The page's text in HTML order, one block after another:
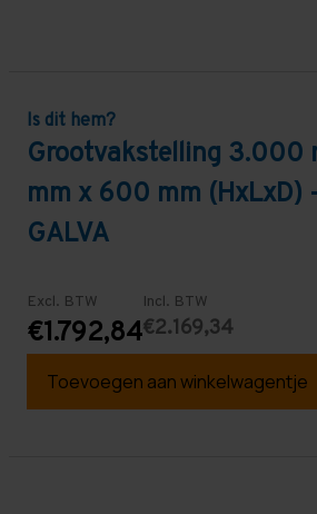
Is dit hem?
Grootvakstelling 3.000
mm x 600 mm (HxLxD)
GALVA
Excl. BTW
€1.792,84
Incl. BTW
€2.169,34
Toevoegen aan winkelwagentje